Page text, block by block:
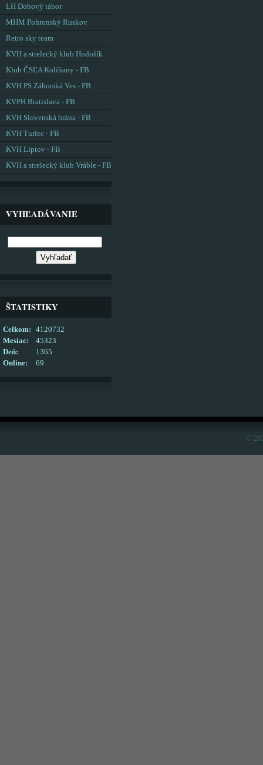
LH Dobový tábor
MHM Pohronský Ruskov
Retro sky team
KVH a strelecký klub Hodošík
Klub ČSĽA Kolíňany - FB
KVH PS Záhorská Ves - FB
KVPH Bratislava - FB
KVH Slovenská brána - FB
KVH Turiec - FB
KVH Liptov - FB
KVH a strelecký klub Vráble - FB
VYHĽADÁVANIE
ŠTATISTIKY
Online: 69
Celkom:
4120732
Mesiac:
45323
Deň:
1365
©